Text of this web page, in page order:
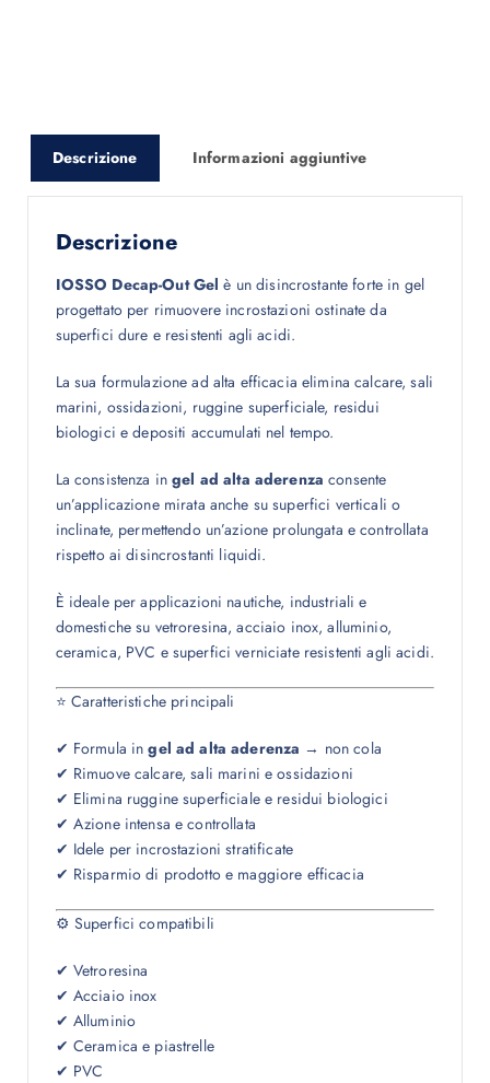
Descrizione Informazioni aggiuntive
Descrizione
IOSSO Decap-Out Gel è un disincrostante forte in gel
progettato per rimuovere incrostazioni ostinate da
superfici dure e resistenti agli acidi.
La sua formulazione ad alta efficacia elimina calcare, sali
marini, ossidazioni, ruggine superficiale, residui
biologici e depositi accumulati nel tempo.
La consistenza ingel ad alta aderenza consente
un’applicazione mirata anche su superfici verticali o
inclinate, permettendo un’azione prolungata e controllata
rispetto ai disincrostanti liquidi.
È ideale per applicazioni nautiche, industriali e
domestiche su vetroresina, acciaio inox, alluminio,
ceramica, PVC e superfici verniciate resistenti agli acidi.
⭐ Caratteristiche principali
✔ Formula ingel ad alta aderenza → non cola
✔ Rimuove calcare, sali marini e ossidazioni
✔ Elimina ruggine superficiale e residui biologici
✔ Azione intensa e controllata
✔ Idele per incrostazioni stratificate
✔ Risparmio di prodotto e maggiore efficacia
⚙ Superfici compatibili
✔ Vetroresina
✔ Acciaio inox
✔ Alluminio
✔ Ceramica e piastrelle
✔ PVC